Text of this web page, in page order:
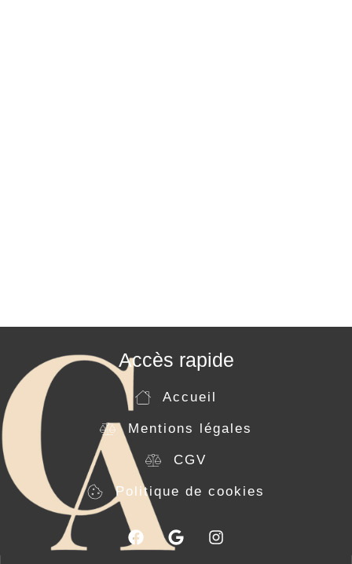
Accès rapide
Accueil
Mentions légales
CGV
Politique de cookies